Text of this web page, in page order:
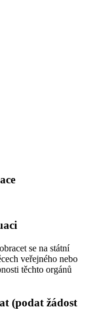
se na státní
veřejného nebo
těchto orgánů
(podat žádost